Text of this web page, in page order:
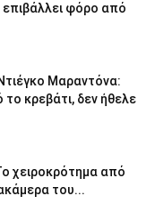
φόρο από
Μαραντόνα:
κρεβάτι, δεν ήθελε
χειροκρότημα από
του...